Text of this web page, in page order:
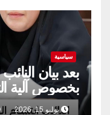
سياسية
بعد بيان
بخصوص آلية
يوليو 15, 2026